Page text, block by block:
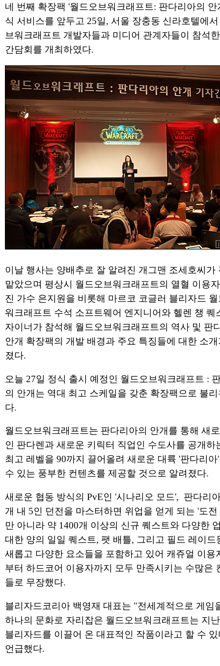
네 번째 확장팩 '월드오브워크래프트: 판다리아의 안
식 서비스를 앞두고 25일, 서울 장충동 신라호텔에
브워크래프트 개발자들과 미디어 관계자들이 참석
간담회를 개최하였다.
이날 행사는 양배추로 잘 알려진 개그맨 조세호씨가
맡았으며 평상시 월드오브워크래프트의 열혈 이용
진 가수 은지원을 비롯해 마르코 코글러 블리자드
워크래프트 수석 소프트웨어 엔지니어와 헬렌 챙 퀘
자이너가 참석해 월드오브워크래프트의 역사 및 판
안개 확장팩의 개발 배경과 주요 특징들에 대한 소
졌다.
오늘 27일 정식 출시 예정인 월드오브워크래프트 :
의 안개는 역대 최고 스케일을 갖춘 확장팩으로 불
다.
월드오브워크래프트는 판다리아의 안개를 통해 새
인 판다렌과 새로운 키릭터 직업인 수도사를 공개하
최고 레벨을 90까지 끌어올려 새로운 대륙 '판다리아
수 있는 풍부한 컨텐츠를 제공할 것으로 알려졌다.
새로운 협동 방식의 PvE인 '시나리오 모드', 판다리
개 내 5인 던전을 마스터하면 위업을 얻게 되는 '도전
만 아니라 약 1400개 이상의 신규 퀘스트와 다양한
대한 양의 일일 퀘스트, 팻 배틀, 그리고 필드 레이드
새롭고 다양한 요소들을 포함하고 있어 캐쥬얼 이용
부터 하드코어 이용자까지 모두 만족시키는 수많은
들로 무장했다.
블리자드코리아 백영재 대표는 "전세계적으로 게임
하나의 문화로 자리잡은 월드오브워크래프트는 지
블리자드를 이끌어 온 대표적인 작품이라고 할 수
언급했다.